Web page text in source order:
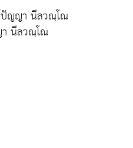
ปัญญา นีลวณฺโณ
า นีลวณฺโณ